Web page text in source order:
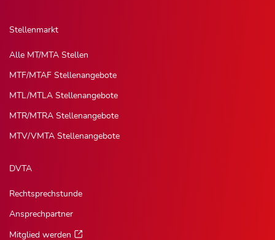
Stellenmarkt
Alle MT/MTA Stellen
MTF/MTAF Stellenangebote
MTL/MTLA Stellenangebote
MTR/MTRA Stellenangebote
MTV/VMTA Stellenangebote
DVTA
Rechtsprechstunde
Ansprechpartner
Mitglied werden